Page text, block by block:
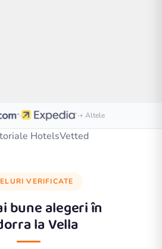
· ·+ Altele
HotelsVetted
VERIFICATE
bune alegeri în
la Vella